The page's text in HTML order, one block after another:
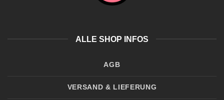
ALLE SHOP INFOS
AGB
VERSAND & LIEFERUNG